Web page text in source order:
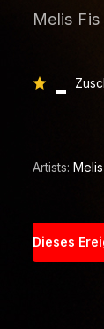
Melis Fis
-
Artists:
Dieses